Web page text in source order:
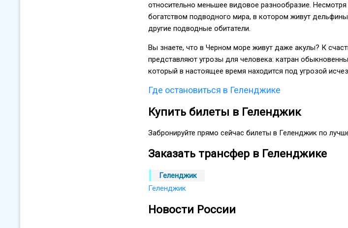
относительно меньшее видовое разнообразие. Несмотря
богатством подводного мира, в котором живут
другие подводные обитатели.
Вы знаете, что в Черном море живут даже акулы? К
представляют угрозы для человека: катран
который в настоящее время находится под угрозой
Где остановиться в Геленджике
Купить билеты в Геленджик
Забронируйте прямо сейчас билеты в Геленджик по
Заказать трансфер в Геленджике
Геленджик
Геленджик
Новости России